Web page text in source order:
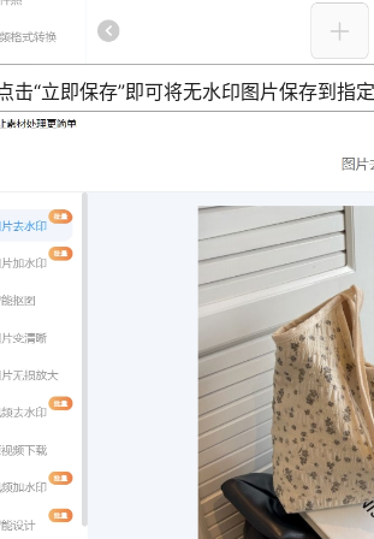
击“立即保存”即可将无水印图片保存到指